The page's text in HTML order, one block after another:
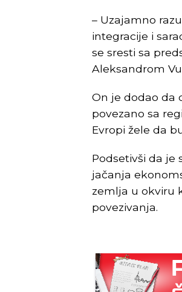
– Uzajamno
integracije i
se sresti sa
Aleksandrom
On je dodao da
povezano sa
Evropi žele da
Podsetivši da je
jačanja
zemlja u okviru
povezivanja.